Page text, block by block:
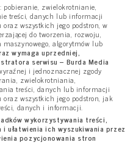
pobieranie, zwielokrotnianie,
treści, danych lub informacji
wszystkich jego podstron, w
do tworzenia, rozwoju,
algorytmów lub
wymaga uprzedniej,
serwisu – Burda Media
i jednoznacznej zgody
zwielokrotniania,
treści, danych lub informacji
wszystkich jego podstron, jak
danych i informacji.
wykorzystywania treści,
ułatwienia ich wyszukiwania przez
pozycjonowania stron